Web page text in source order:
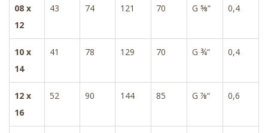
08 x
12
43 74 121 70 G ⅝“ 0,4
10 x
14
41 78 129 70 G ¾“ 0,4
12 x
16
52 90 144 85 G ⅞“ 0,6